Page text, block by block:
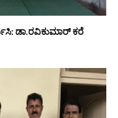
ಡಾ.ರವಿಕುಮಾರ್ ಕರೆ